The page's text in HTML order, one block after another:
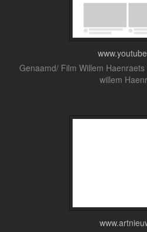
Genaamd/ Film Willem
willem